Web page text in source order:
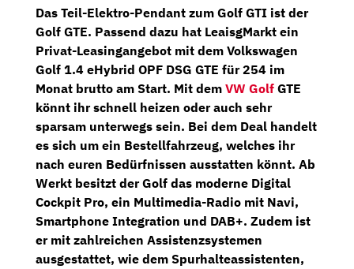
Das Teil-Elektro-Pendant zum Golf GTI ist der
Golf GTE. Passend dazu hat LeaisgMarkt ein
Privat-Leasingangebot mit dem Volkswagen
Golf 1.4 eHybrid OPF DSG GTE für254 im
Monat brutto am Start. Mit dem VW Golf GTE
könnt ihr schnell heizen oder auch sehr
sparsam unterwegs sein. Bei dem Deal handelt
es sich um ein Bestellfahrzeug, welches ihr
nach euren Bedürfnissen ausstatten könnt. Ab
Werkt besitzt der Golf das moderne Digital
Cockpit Pro, ein Multimedia-Radio mit Navi,
Smartphone Integration und DAB+. Zudem ist
er mit zahlreichen Assistenzsystemen
ausgestattet, wie dem Spurhalteassistenten,